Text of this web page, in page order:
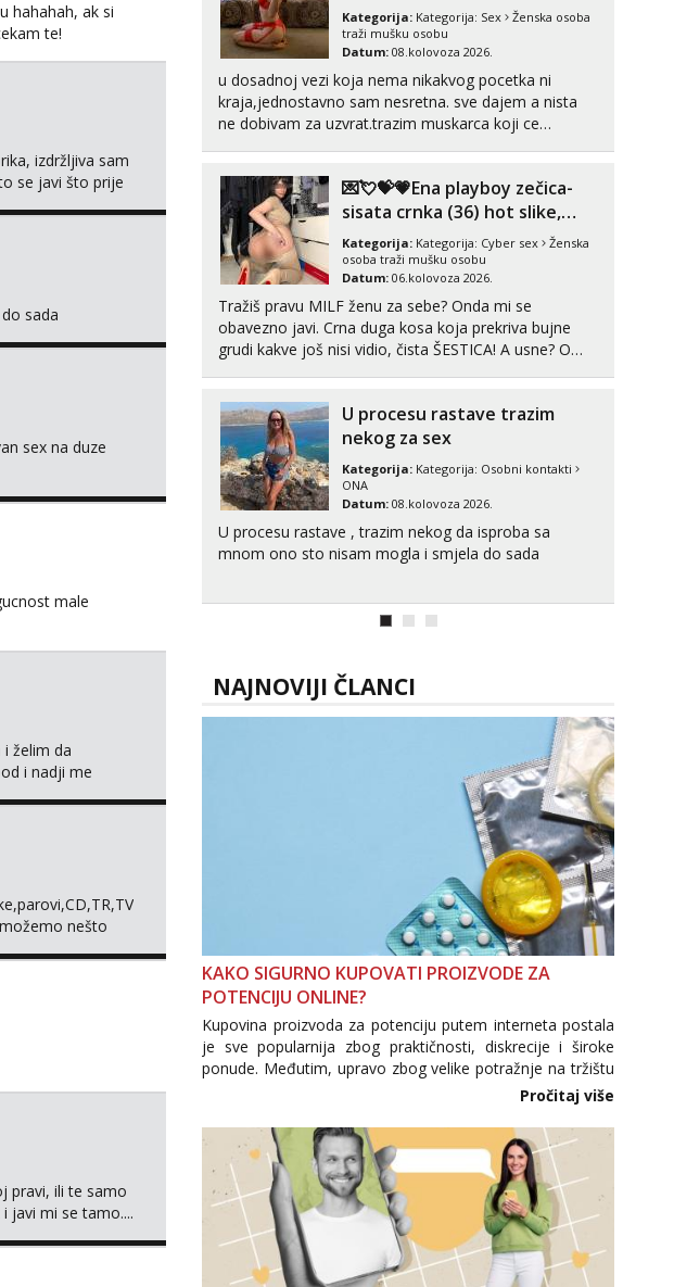
hahahah, ak si
te!
izdržljiva sam
se javi što prije
sada
sex na duze
male
želim da
i nadji me
nešto
pravi, ili te samo
javi mi se tamo....
Alisa
Čekam tvoj poziv!
Tel:
tel:0,93€ - mob:1,12€ min
Lili
Tel: 064/677-677
tel:0,93€ - mob:1,12€ min
Zara
Čekam tvoj poziv!
tel:0,93€ - mob:1,12€ min
Anđela
Tel: 064/677-677
tel:0,93€ - mob:1,12€ min
Kategorija: Kategorija: Sex
Ženska osoba
traži mušku osobu
Datum: 08.kolovoza 2026.
u dosadnoj vezi koja nema nikakvog pocetka ni
kraja,jednostavno sam nesretna. sve dajem a nista
ne dobivam za uzvrat.trazim muskarca koji ce
poljupce po tijelu koji me jako pale,obozavam kad
muskar...
💌💘💝💗Ena playboy zečica-
sisata crnka (36) hot slike,
videa i c2c💗
Kategorija: Kategorija: Cyber sex
Ženska
osoba traži mušku osobu
Datum: 06.kolovoza 2026.
Tražiš pravu MILF ženu za sebe? Onda mi se
obavezno javi. Crna duga kosa koja prekriva bujne
grudi kakve još nisi vidio, čista ŠESTICA! A usne? O
nisi vidio. Uvijek sam spremna za ONLOINE zabavu...
U procesu rastave trazim
nekog za sex
Kategorija: Kategorija: Osobni kontakti
ONA
Datum: 08.kolovoza 2026.
U procesu rastave , trazim nekog da isproba sa
mnom ono sto nisam mogla i smjela do sada
NAJNOVIJI ČLANCI
KAKO SIGURNO KUPOVATI PROIZVODE ZA
POTENCIJU ONLINE?
Kupovina proizvoda za potenciju putem interneta postala
je sve popularnija zbog praktičnosti, diskrecije i široke
ponude. Međutim, upravo zbog velike potražnje na tržištu
se pojavljuju i brojni krivotvoreni proizvodi, nepouzdane
internetske trgovine te proizvodi nepoznatog podrijetla. ...
Pročitaj više